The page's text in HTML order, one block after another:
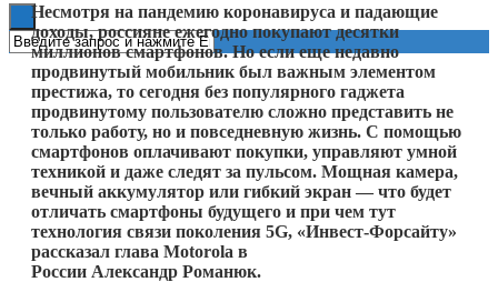
Несмотря на пандемию коронавируса и падающие
доходы, россияне ежегодно покупают десятки
миллионов смартфонов. Но если еще недавно
продвинутый мобильник был важным элементом
престижа, то сегодня без популярного гаджета
продвинутому пользователю сложно представить не
только работу, но и повседневную жизнь. С помощью
смартфонов оплачивают покупки, управляют умной
техникой и даже следят за пульсом. Мощная камера,
вечный аккумулятор или гибкий экран — что будет
отличать смартфоны будущего и при чем тут
технология связи поколения 5G, «Инвест-Форсайту»
рассказал глава Motorola в
России Александр Романюк.